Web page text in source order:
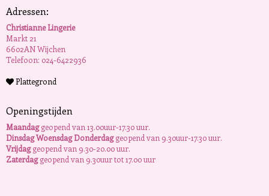
Adressen:
Christianne Lingerie
Markt 21
6602AN Wijchen
Telefoon: 024-6422936
Plattegrond
Openingstijden
Maandaggeopend van 13.00uur-17.30 uur.
Dinsdag Woensdag Donderdaggeopend van 9.30uur-17.30 uur.
Vrijdaggeopend van 9.30-20.00 uur.
Zaterdaggeopend van 9.30uur tot 17.00 uur